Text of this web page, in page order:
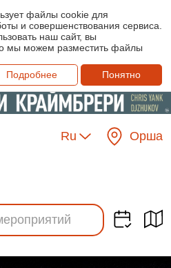
файлы cookie для
и совершенствования сервиса.
наш сайт, вы
мы можем разместить файлы
Подробнее
Понятно
Ru Орша